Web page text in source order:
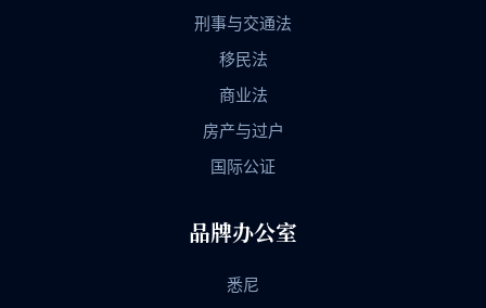
刑事与交通法
移民法
商业法
房产与过户
国际公证
品牌办公室
悉尼